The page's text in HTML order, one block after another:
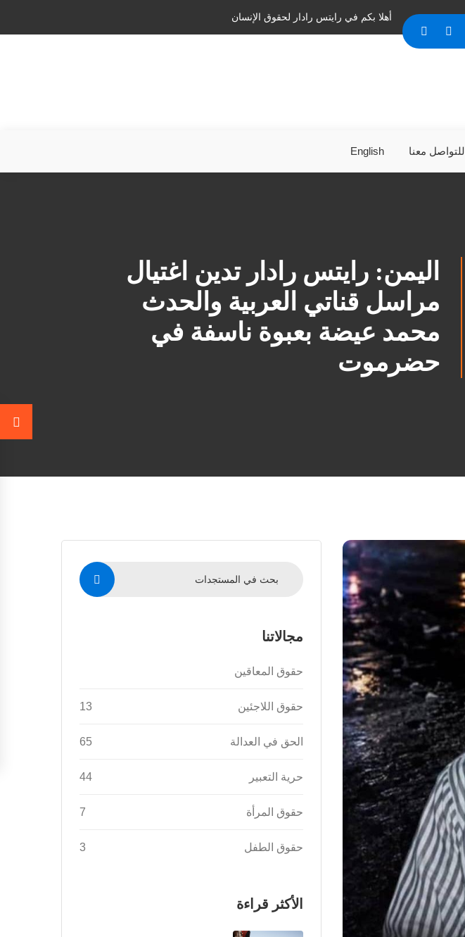
أهلا بكم في رايتس رادار لحقوق الإنسان
English للتواصل معنا
اليمن: رايتس رادار تدين اغتيال
مراسل قناتي العربية والحدث
محمد عيضة بعبوة ناسفة في
حضرموت
مجالاتنا
حقوق المعاقين
حقوق اللاجئين 13
الحق في العدالة 65
حرية التعبير 44
حقوق المرأة 7
حقوق الطفل 3
الأكثر قراءة